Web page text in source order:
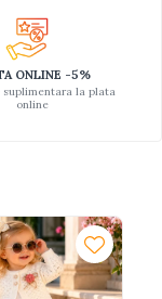
ONLINE -5%
suplimentara la plata
online